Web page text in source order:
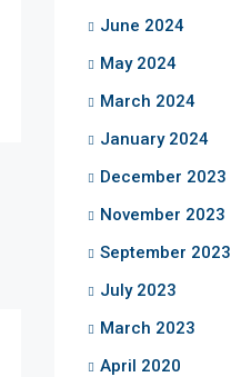
June 2024
May 2024
March 2024
January 2024
December 2023
November 2023
September 2023
July 2023
March 2023
April 2020